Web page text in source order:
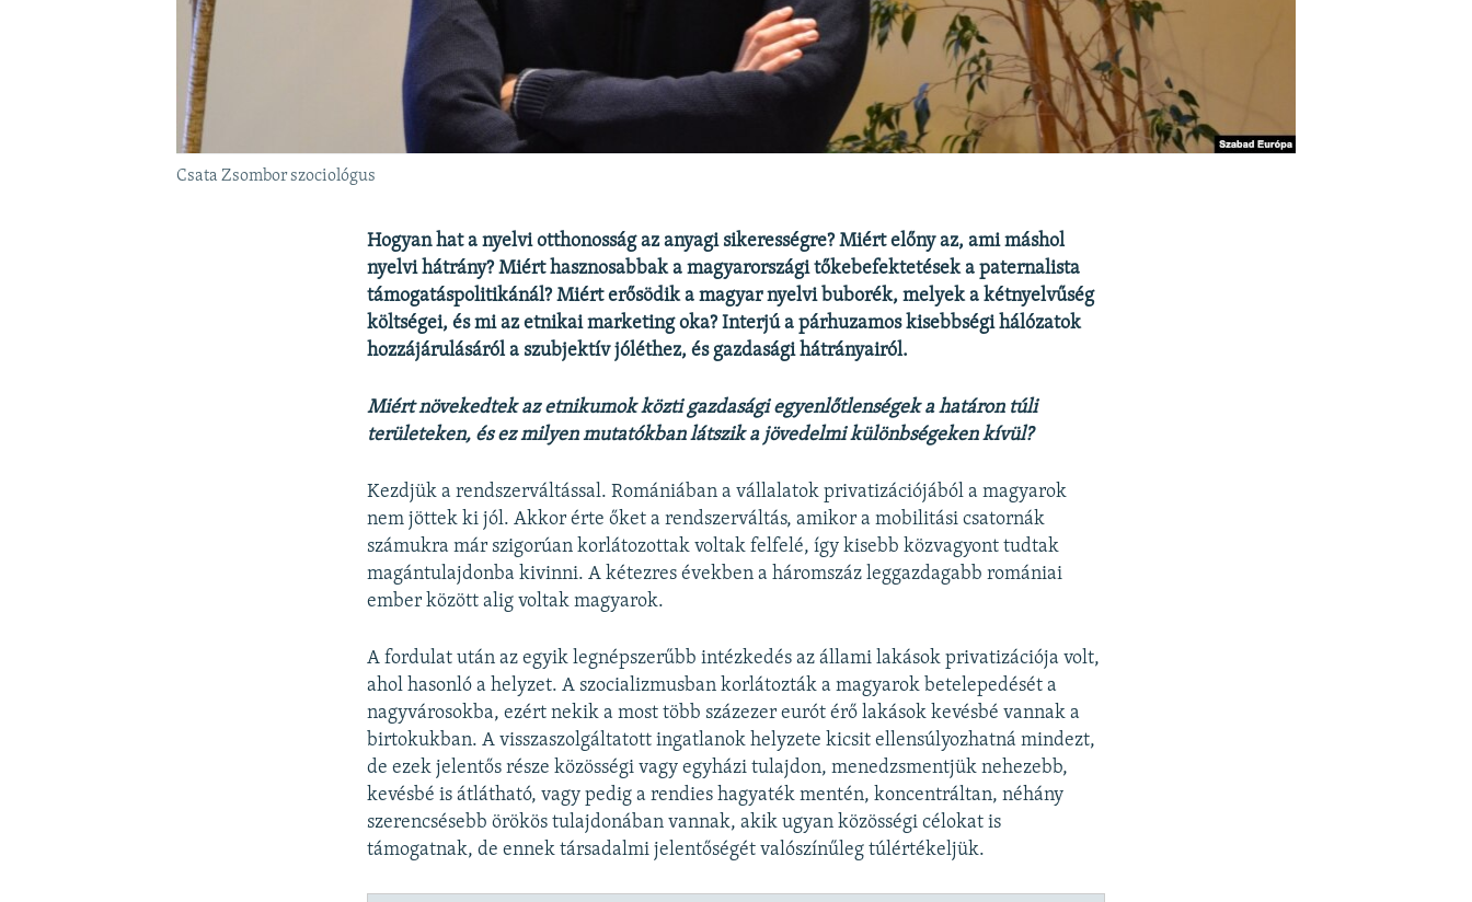
Csata Zsombor szociológus
Hogyan hat a nyelvi otthonosság az anyagi sikerességre? Miért előny az, ami máshol
nyelvi hátrány? Miért hasznosabbak a magyarországi tőkebefektetések a paternalista
támogatáspolitikánál? Miért erősödik a magyar nyelvi buborék, melyek a kétnyelvűség
költségei, és mi az etnikai marketing oka? Interjú a párhuzamos kisebbségi hálózatok
hozzájárulásáról a szubjektív jóléthez, és gazdasági hátrányairól.
Miért növekedtek az etnikumok közti gazdasági egyenlőtlenségek a határon túli
területeken, és ez milyen mutatókban látszik a jövedelmi különbségeken kívül?
Kezdjük a rendszerváltással. Romániában a vállalatok privatizációjából a magyarok
nem jöttek ki jól. Akkor érte őket a rendszerváltás, amikor a mobilitási csatornák
számukra már szigorúan korlátozottak voltak felfelé, így kisebb közvagyont tudtak
magántulajdonba kivinni. A kétezres években a háromszáz leggazdagabb romániai
ember között alig voltak magyarok.
A fordulat után az egyik legnépszerűbb intézkedés az állami lakások privatizációja volt,
ahol hasonló a helyzet. A szocializmusban korlátozták a magyarok betelepedését a
nagyvárosokba, ezért nekik a most több százezer eurót érő lakások kevésbé vannak a
birtokukban. A visszaszolgáltatott ingatlanok helyzete kicsit ellensúlyozhatná mindezt,
de ezek jelentős része közösségi vagy egyházi tulajdon, menedzsmentjük nehezebb,
kevésbé is átlátható, vagy pedig a rendies hagyaték mentén, koncentráltan, néhány
szerencsésebb örökös tulajdonában vannak, akik ugyan közösségi célokat is
támogatnak, de ennek társadalmi jelentőségét valószínűleg túlértékeljük.